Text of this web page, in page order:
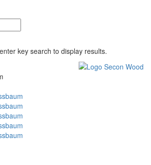
key search to display results.